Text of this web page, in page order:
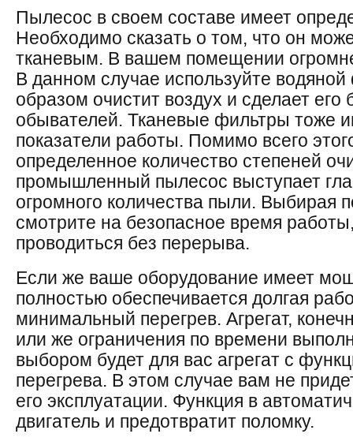
Пылесос в своем составе имеет
Необходимо сказать о том, что он
тканевым. В вашем помещении
В данном случае используйте
образом очистит воздух и сделает
обывателей. Тканевые фильтры тоже
показатели работы. Помимо всего
определенное количество степеней
промышленный пылесос выступает
огромного количества пыли. Выбирая
смотрите на безопасное время
проводиться без перерыва.
Если же ваше оборудование имеет
полностью обеспечивается долгая
минимальный перегрев. Агрегат,
или же ограничения по времени
выбором будет для вас агрегат с
перегрева. В этом случае вам не
его эксплуатации. Функция в
двигатель и предотвратит поломку.